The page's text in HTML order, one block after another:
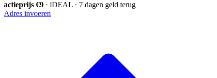
actieprijs €9 · iDEAL · 7 dagen geld terug
Adres invoeren